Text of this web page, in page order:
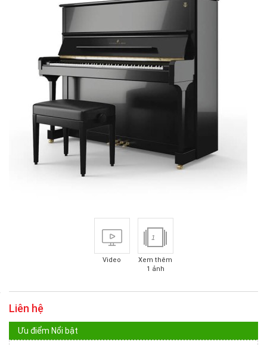
Video
1
Xem thêm
1 ảnh
Liên hệ
Ưu điểm Nổi bật